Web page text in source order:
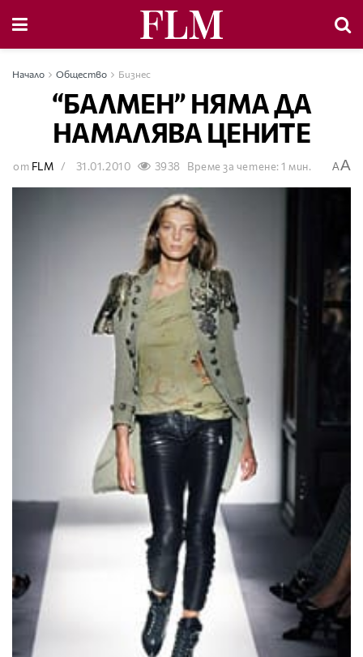
Начало Общество Бизнес
“БАЛМЕН” НЯМА ДА
НАМАЛЯВА ЦЕНИТЕ
от FLM 31.01.2010 3938 Време за четене: 1 мин. AA